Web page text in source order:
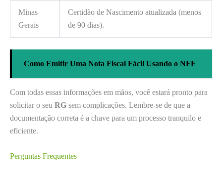
Minas
Gerais
Certidão de Nascimento atualizada (menos
de 90 dias).
Como Emitir Uma Nota Fiscal Fácil Usando o NFF
Com todas essas informações em mãos, você estará pronto para
solicitar o seu RG sem complicações. Lembre-se de que a
documentação correta é a chave para um processo tranquilo e
eficiente.
Perguntas Frequentes